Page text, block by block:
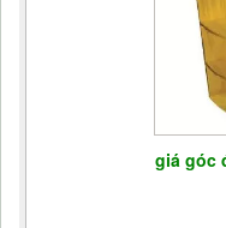
giá góc